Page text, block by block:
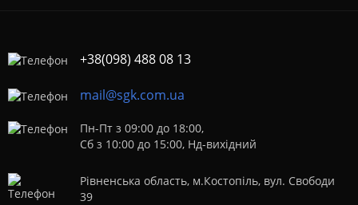
+38(098) 488 08 13
mail@sgk.com.ua
Пн-Пт з 09:00 до 18:00,
Сб з 10:00 до 15:00, Нд-вихідний
Рівненська область, м.Костопіль, вул. Свободи
39